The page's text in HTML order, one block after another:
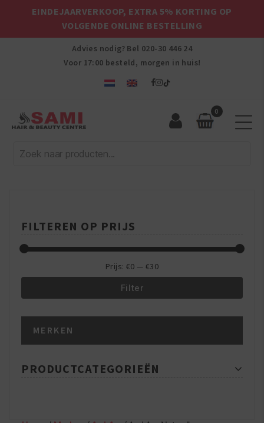
EINDEJAARVERKOOP, EXTRA 5% KORTING OP
VOLGENDE ONLINE BESTELLING
Advies nodig? Bel 020-30 446 24
Voor 17:00 besteld, morgen in huis!
Afro
Hair
0
FILTEREN OP PRIJS
Filter
Prijs: €0 — €30
MERKEN
PRODUCTCATEGORIEËN